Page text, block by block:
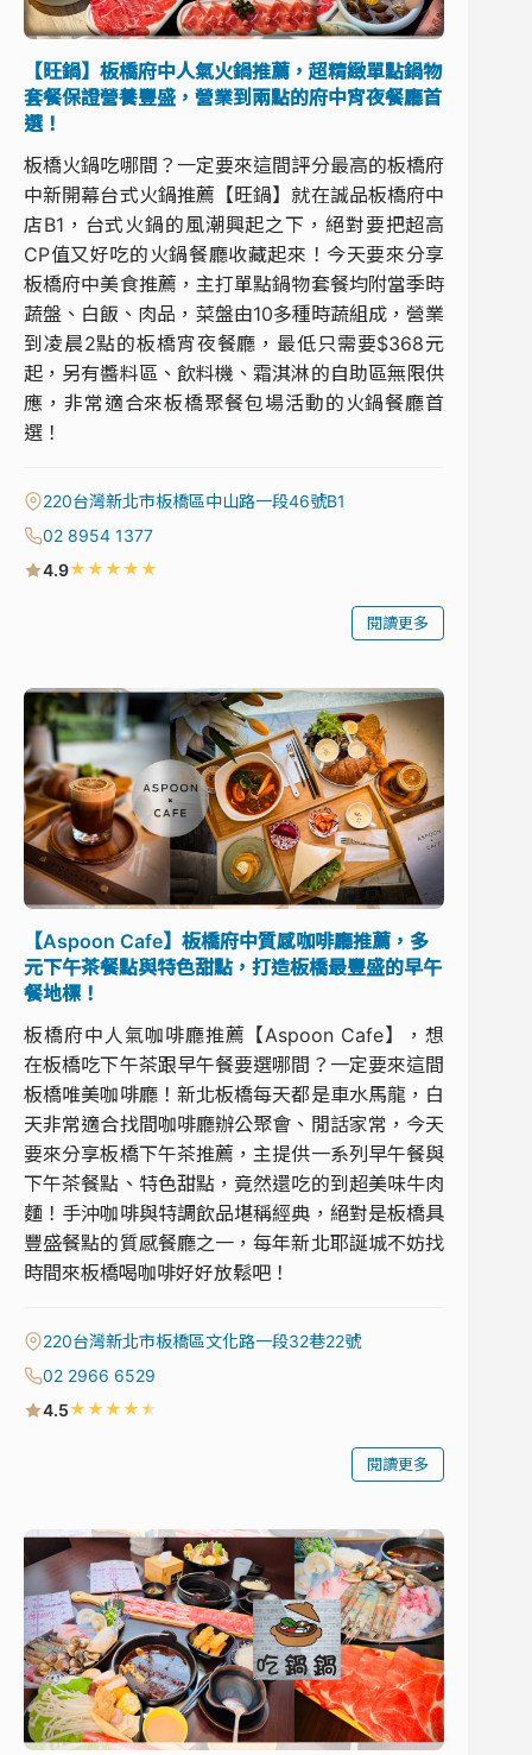
【旺鍋】板橋府中人氣火鍋推薦，超精緻單點鍋物
套餐保證營養豐盛，營業到兩點的府中宵夜餐廳首
選！
板橋火鍋吃哪間？一定要來這間評分最高的板橋府
中新開幕台式火鍋推薦【旺鍋】就在誠品板橋府中
店B1，台式火鍋的風潮興起之下，絕對要把超高
CP值又好吃的火鍋餐廳收藏起來！今天要來分享
板橋府中美食推薦，主打單點鍋物套餐均附當季時
蔬盤、白飯、肉品，菜盤由10多種時蔬組成，營業
到凌晨2點的板橋宵夜餐廳，最低只需要$368元
起，另有醬料區、飲料機、霜淇淋的自助區無限供
應，非常適合來板橋聚餐包場活動的火鍋餐廳首
選！
220台灣新北市板橋區中山路一段46號B1
02 8954 1377
4.9★★★★★
閱讀更多
【Aspoon Cafe】板橋府中質感咖啡廳推薦，多
元下午茶餐點與特色甜點，打造板橋最豐盛的早午
餐地標！
板橋府中人氣咖啡廳推薦【Aspoon Cafe】，想
在板橋吃下午茶跟早午餐要選哪間？一定要來這間
板橋唯美咖啡廳！新北板橋每天都是車水馬龍，白
天非常適合找間咖啡廳辦公聚會、閒話家常，今天
要來分享板橋下午茶推薦，主提供一系列早午餐與
下午茶餐點、特色甜點，竟然還吃的到超美味牛肉
麵！手沖咖啡與特調飲品堪稱經典，絕對是板橋具
豐盛餐點的質感餐廳之一，每年新北耶誕城不妨找
時間來板橋喝咖啡好好放鬆吧！
220台灣新北市板橋區文化路一段32巷22號
02 2966 6529
4.5★★★★★
閱讀更多